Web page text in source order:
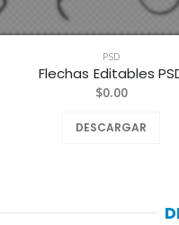
PSD
Flechas Editables
$0.00
DESCARGAR